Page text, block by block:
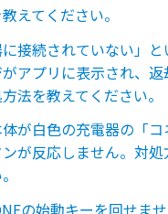
えてください。
に接続されていない」
アプリに表示され、
法を教えてください。
が白色の充電器の「コ
が反応しません。対処
の始動キーを回せま